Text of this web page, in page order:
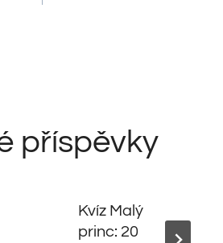
příspěvky
Kvíz Malý
princ: 20